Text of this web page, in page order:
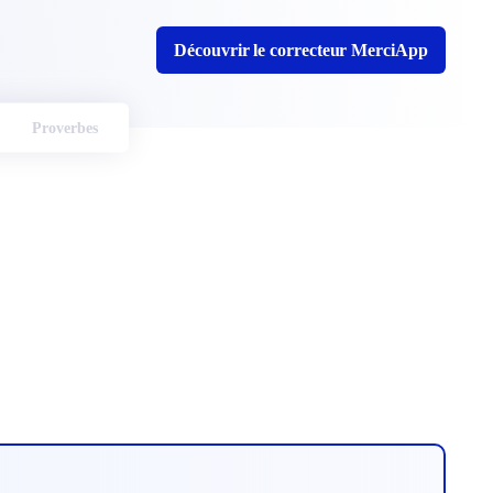
Découvrir le correcteur MerciApp
Proverbes